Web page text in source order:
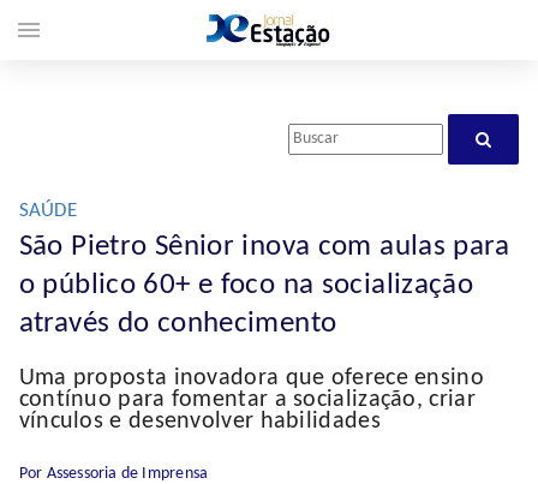
SAÚDE
São Pietro Sênior inova com aulas para
o público 60+ e foco na socialização
através do conhecimento
Uma proposta inovadora que oferece ensino
contínuo para fomentar a socialização, criar
vínculos e desenvolver habilidades
Por Assessoria de Imprensa
menu